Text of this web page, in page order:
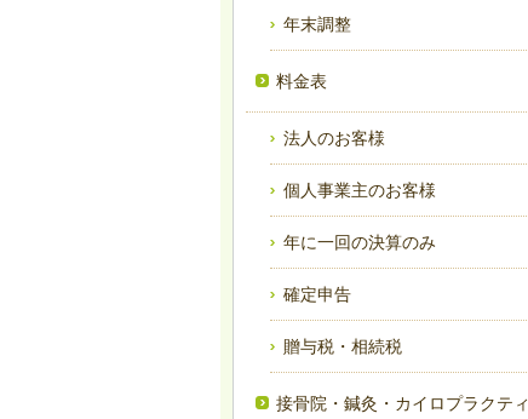
年末調整
料金表
法人のお客様
個人事業主のお客様
年に一回の決算のみ
確定申告
贈与税・相続税
接骨院・鍼灸・カイロプラクティ